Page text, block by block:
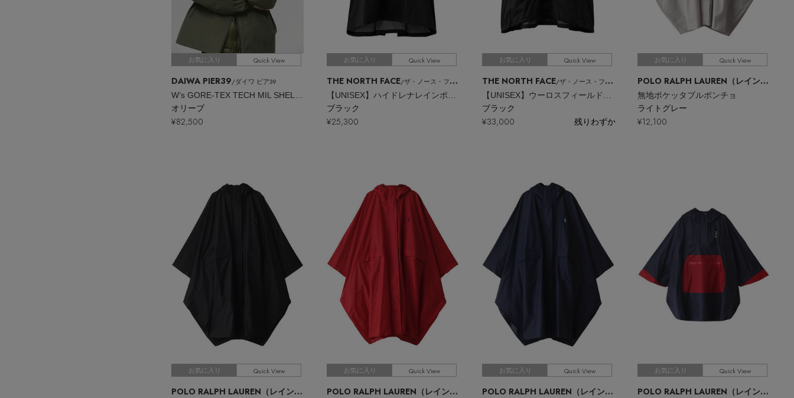
お気に入り Quick View
DAIWA PIER39/ダイワ ピア39
オリーブ
¥82,500
お気に入り Quick View
THE NORTH FACE/ザ・ノース・フェイス
ブラック
¥25,300
お気に入り Quick View
THE NORTH FACE/ザ・ノース・フェイス
ブラック
¥33,000
残りわずか
お気に入り Quick View
POLO RALPH LAUREN（レイングッズ・雨傘・日傘）
無地ポケッタブルポンチョ
ライトグレー
¥12,100
お気に入り Quick View
POLO RALPH LAUREN（レイングッズ・雨傘・日傘） /ポロ ラルフ ローレン（レイングッズ・アマガサ・ヒガサ）
お気に入り Quick View
POLO RALPH LAUREN（レイングッズ・雨傘・日傘） /ポロ ラルフ ローレン（レイングッズ・アマガサ・ヒガサ）
お気に入り Quick View
POLO RALPH LAUREN（レイングッズ・雨傘・日傘） /ポロ ラルフ ローレン（レイング
お気に入り Quick View
POLO RALPH LAUREN（レイングッズ・雨傘・日傘）